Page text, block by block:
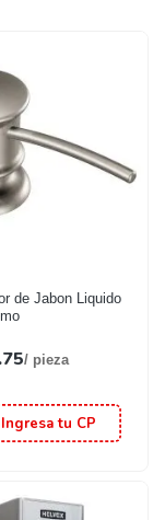
de Jabon Liquido
/ pieza
Ingresa tu CP